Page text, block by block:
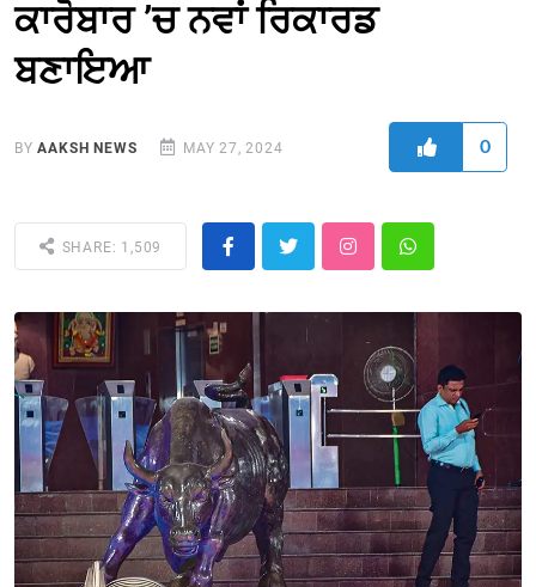
ਕਾਰੋਬਾਰ ’ਚ ਨਵਾਂ ਰਿਕਾਰਡ
ਬਣਾਇਆ
BYAAKSH NEWS MAY 27, 2024 0
SHARE: 1,509